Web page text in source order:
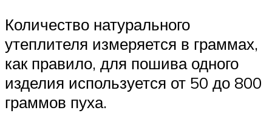
Количество натурального
утеплителя измеряется в граммах,
как правило, для пошива одного
изделия используется от 50 до 800
граммов пуха.